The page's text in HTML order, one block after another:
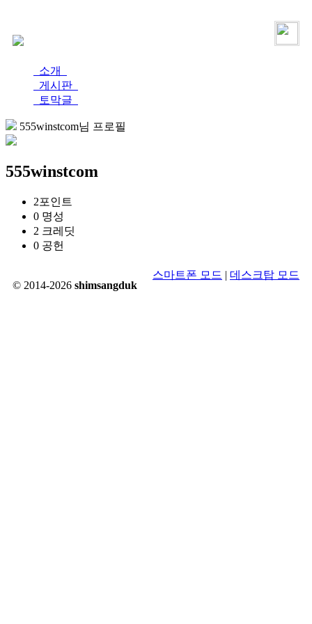
소개
게시판
토막글
555winstcom님 프로필
555winstcom
2포인트
0 명성
2 크레딧
0 공헌
© 2014-2026 shimsangduk
스마트폰 모드 | 데스크탑 모드